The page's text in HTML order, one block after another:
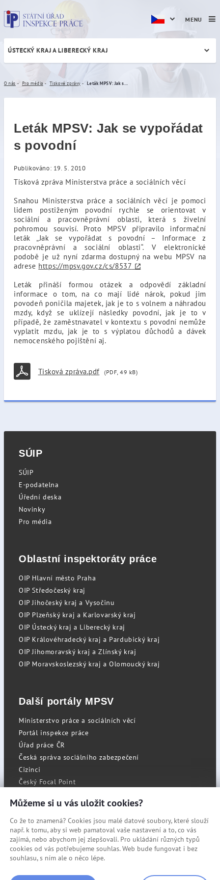
Leták MPSV: Jak se
ÚSTECKÝ KRAJ A LIBERECKÝ KRAJ
O nás Pro média Tiskové zprávy
Leták MPSV: Jak se vypořádat
s povodní
Publikováno: 19. 5. 2010
Tisková zpráva Ministerstva práce a sociálních věcí
Snahou Ministerstva práce a sociálních věcí je pomoci
lidem postiženým povodní rychle se orientovat v
sociální a pracovněprávní oblasti, která s živelní
pohromou souvisí. Proto MPSV připravilo informační
leták „Jak se vypořádat s povodní – Informace z
pracovněprávní a sociální oblasti“. V elektronické
podobě je už nyní zdarma dostupný na webu MPSV na
adrese https://mpsv.gov.cz/cs/8537
Leták přináší formou otázek a odpovědí základní
informace o tom, na co mají lidé nárok, pokud jim
povodeň poničila majetek, jak je to s volnem a náhradou
mzdy, když se uklízejí následky povodní, jak je to v
případě, že zaměstnavatel v kontextu s povodní nemůže
vyplatit mzdu, jak je to s výplatou důchodů a dávek
nemocenského pojištění aj.
Tisková zpráva.pdf (PDF, 49 kB)
MENU
SÚIP
SÚIP
E-podatelna
Úřední deska
Novinky
Pro média
Oblastní inspektoráty práce
OIP Hlavní město Praha
OIP Středočeský kraj
OIP Jihočeský kraj a Vysočinu
OIP Plzeňský kraj a Karlovarský kraj
OIP Ústecký kraj a Liberecký kraj
OIP Královéhradecký kraj a Pardubický kraj
OIP Jihomoravský kraj a Zlínský kraj
OIP Moravskoslezský kraj a Olomoucký kraj
Další portály MPSV
Ministerstvo práce a sociálních věcí
Portál inspekce práce
Úřad práce ČR
Česká správa sociálního zabezpečení
Cizinci
Český Focal Point
RSS
Cookies
Prohlášení o přístupnosti
Mapa stránek
Můžeme si u vás uložit cookies?
Co že to znamená? Cookies jsou malé datové soubory, které slouží
např. k tomu, aby si web pamatoval vaše nastavení a to, co vás
zajímá, nebo abychom jej zlepšovali. Pro ukládání různých typů
cookies od vás potřebujeme souhlas. Web bude fungovat i bez
souhlasu, s ním ale o něco lépe.